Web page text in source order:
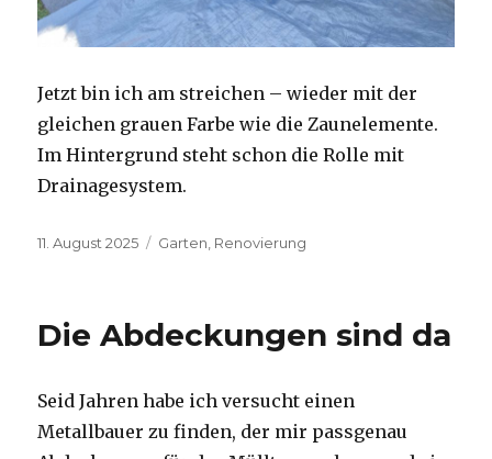
Jetzt bin ich am streichen – wieder mit der
gleichen grauen Farbe wie die Zaunelemente.
Im Hintergrund steht schon die Rolle mit
Drainagesystem.
Veröffentlicht
11. August 2025 Kategorien
Garten Renovierung
Die Abdeckungen sind da
Seid Jahren habe ich versucht einen
Metallbauer zu finden, der mir passgenau